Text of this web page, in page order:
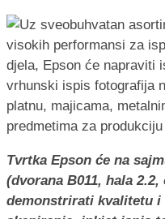
Tvrtka Epson će na
(dvorana B011, hala
demonstrirati kvalitetu